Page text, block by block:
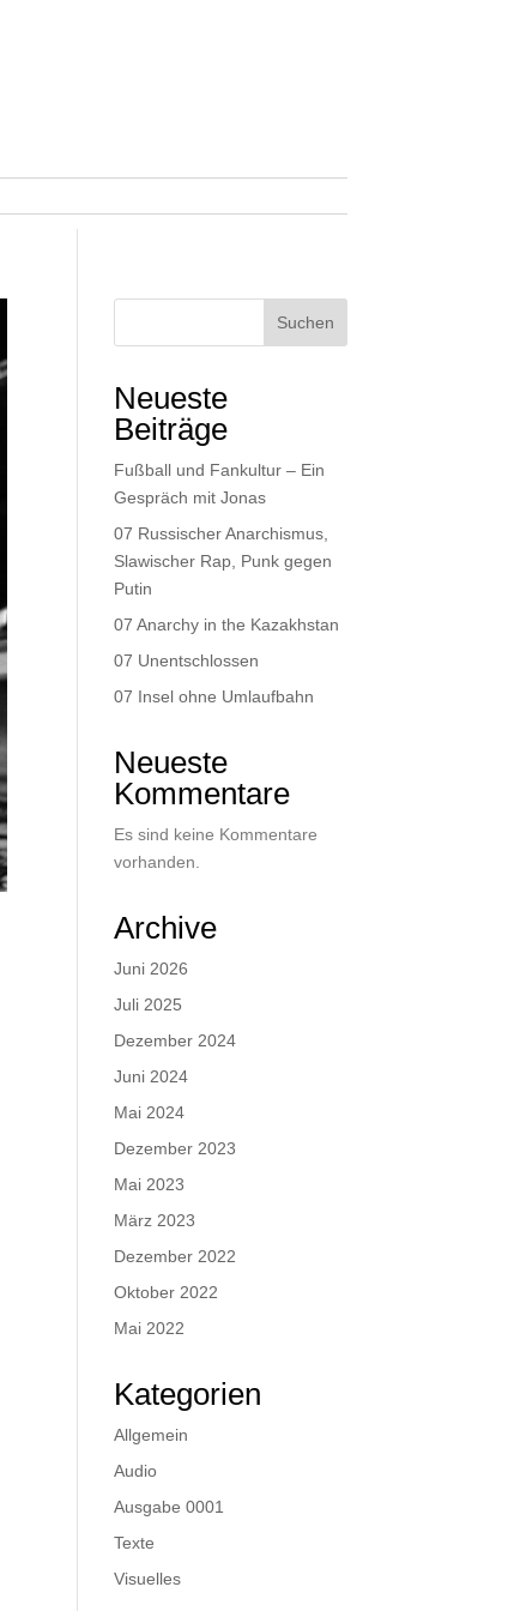
Suchen
Neueste
Beiträge
Fußball und Fankultur – Ein
Gespräch mit Jonas
07 Russischer Anarchismus,
Slawischer Rap, Punk gegen
Putin
07 Anarchy in the Kazakhstan
07 Unentschlossen
07 Insel ohne Umlaufbahn
Neueste
Kommentare
Es sind keine Kommentare
vorhanden.
Archive
Juni 2026
Juli 2025
Dezember 2024
Juni 2024
Mai 2024
Dezember 2023
Mai 2023
März 2023
Dezember 2022
Oktober 2022
Mai 2022
Kategorien
Allgemein
Audio
Ausgabe 0001
Texte
Visuelles